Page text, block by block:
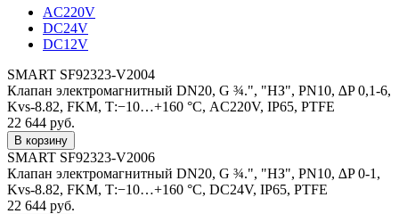
AC220V
DC24V
DC12V
SMART SF92323-V2004
Клапан электромагнитный DN20, G ¾.", "НЗ", PN10, ∆P 0,1-6,
Kvs-8.82, FKM, Т:−10…+160 °С, AC220V, IP65, PTFE
22 644 руб.
SMART SF92323-V2006
Клапан электромагнитный DN20, G ¾.", "НЗ", PN10, ∆P 0-1,
Kvs-8.82, FKM, Т:−10…+160 °С, DC24V, IP65, PTFE
22 644 руб.